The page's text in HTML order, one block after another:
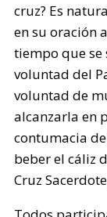
cruz? Es
en su oración
tiempo que se
voluntad del
voluntad de
alcanzarla en
contumacia
beber el cáliz
Cruz